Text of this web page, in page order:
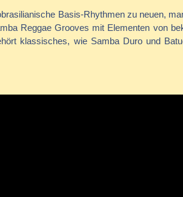
Basis-Rhythmen zu neuen,
Reggae Grooves mit Elementen von
klassisches, wie Samba Duro und